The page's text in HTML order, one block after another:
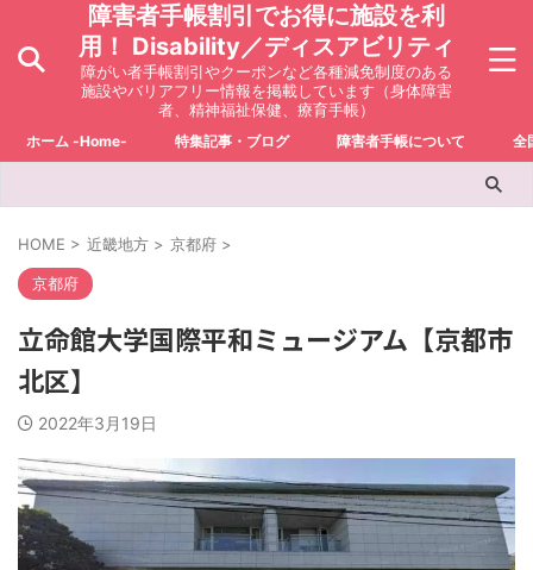
障害者手帳割引でお得に施設を利
用！ Disability／ディスアビリティ
障がい者手帳割引やクーポンなど各種減免制度のある
施設やバリアフリー情報を掲載しています（身体障害
者、精神福祉保健、療育手帳）
ホーム -Home- 特集記事・ブログ 障害者手帳について 全
HOME > 近畿地方 > 京都府 >
京都府
立命館大学国際平和ミュージアム【京都市
北区】
2022年3月19日